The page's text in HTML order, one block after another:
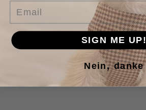
SIGN ME UP!
Nein, danke